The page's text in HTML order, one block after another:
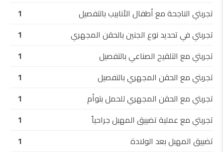
تجربتي الناجحة مع أطفال الأنابيب بالتفصيل
1
تجربتي في تحديد نوع الجنين بالحقن المجهري
1
تجربتي مع التلقيح الصناعي بالتفصيل
1
تجربتي مع الحقن المجهري بالتفصيل
1
تجربتي مع الحقن المجهري للحمل بتوأم
1
تجربتي مع عملية تضييق المهبل جراحياً
1
تضييق المهبل بعد الولادة
1